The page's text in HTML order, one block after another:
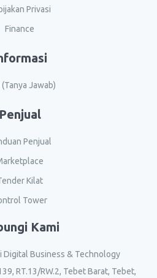
Privasi
Finance
(Tanya Jawab)
Penjual
Penjual
Kilat
Tower
Kami
Digital Business & Technology
RT.13/RW.2, Tebet Barat, Tebet,